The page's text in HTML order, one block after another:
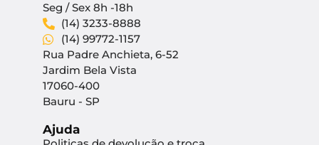
Seg / Sex 8h -18h
(14) 3233-8888
(14) 99772-1157
Rua Padre Anchieta, 6-52
Jardim Bela Vista
17060-400
Bauru - SP
Ajuda